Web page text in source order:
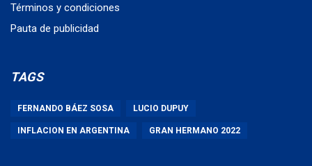
Términos y condiciones
Pauta de publicidad
TAGS
FERNANDO BÁEZ SOSA LUCIO DUPUY
INFLACION EN ARGENTINA GRAN HERMANO 2022